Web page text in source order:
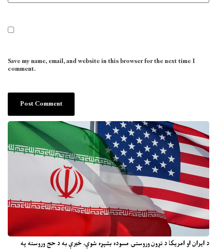
د ایران او امریکا د تړون وروستۍ مسوده بشپړه شوې، خبرې به د حج وروسته په
Save my name, email, and website in this browser for the next time I
comment.